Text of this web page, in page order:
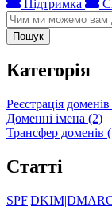
Підтримка
Пошук
Категорія
Реєстрація
Доменні імена (2)
Трансфер доменів
Статті